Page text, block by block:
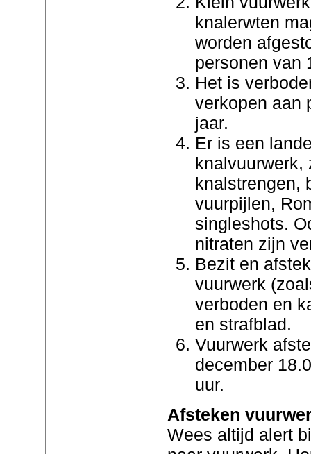
knalerwten
worden
personen van
Het is
verkopen aan
jaar.
Er is een
knalvuurwerk,
knalstrengen,
vuurpijlen,
singleshots.
nitraten zijn
Bezit en
vuurwerk
verboden en
en strafblad.
Vuurwerk
december
uur.
Afsteken
Wees altijd alert